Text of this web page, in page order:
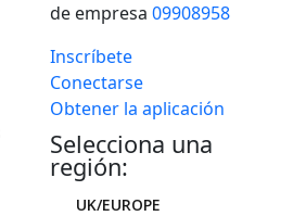
de empresa 09908958
Inscríbete
Conectarse
Obtener la aplicación
Selecciona una
región:
UK/EUROPE